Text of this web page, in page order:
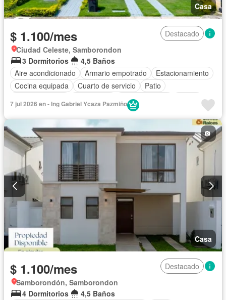
Casa
$ 1.100/mes
Destacado
Ciudad Celeste, Samborondon
3 Dormitorios
4,5 Baños
Aire acondicionado
Armario empotrado
Estacionamiento
Cocina equipada
Cuarto de servicio
Patio
Cocina integral
Garita de guardianía
Seguridad
Solo familias
7 jul 2026 en - Ing Gabriel Ycaza Pazmiño
Casa
$ 1.100/mes
Destacado
Samborondón, Samborondon
4 Dormitorios
4,5 Baños